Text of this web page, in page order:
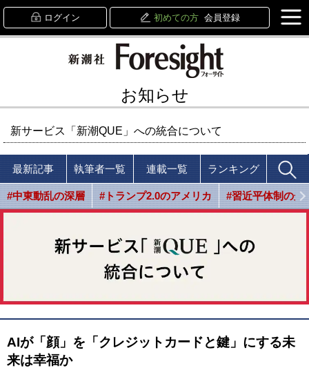
ログイン 初めての方 会員登録
お知らせ
新サービス「新潮QUE」への統合について
最新記事 執筆者一覧 連載一覧 ランキング
#中東動乱の深層 #トランプ2.0のアメリカ #習近平体制の光
AIが「顔」を「クレジットカードと鍵」にする未
来は幸福か